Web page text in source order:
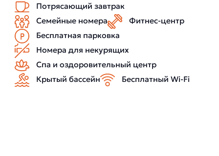
Потрясающий завтрак
Семейные номера
Фитнес-центр
Бесплатная парковка
Номера для некурящих
Спа и оздоровительный центр
Крытый бассейн
Бесплатный Wi-Fi